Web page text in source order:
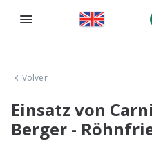
Volver
Einsatz von
Berger -